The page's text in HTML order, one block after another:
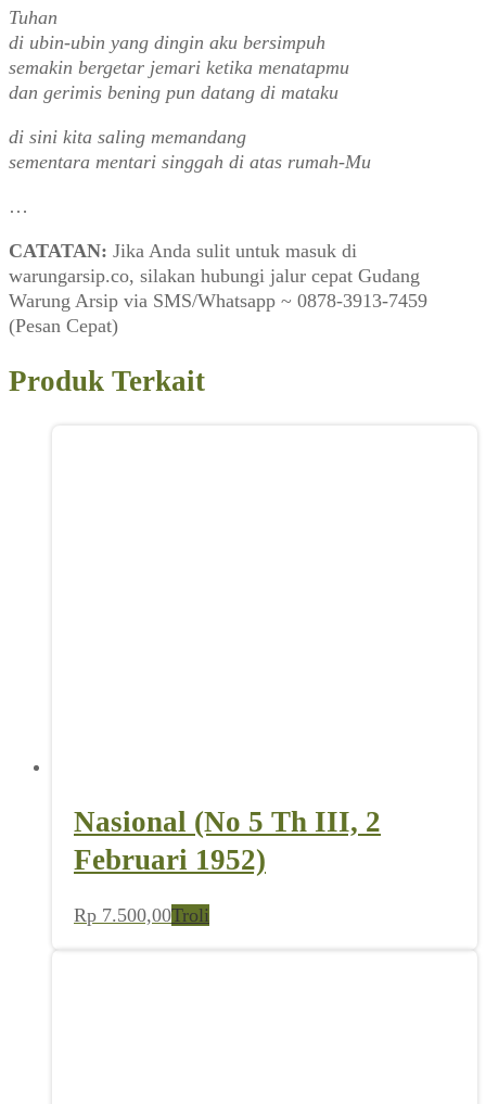
Tuhan
di ubin-ubin yang dingin aku bersimpuh
semakin bergetar jemari ketika menatapmu
dan gerimis bening pun datang di mataku
di sini kita saling memandang
sementara mentari singgah di atas rumah-Mu
…
CATATAN: Jika Anda sulit untuk masuk di
warungarsip.co, silakan hubungi jalur cepat Gudang
Warung Arsip via SMS/Whatsapp ~ 0878-3913-7459
(Pesan Cepat)
Produk Terkait
Nasional (No 5 Th III, 2
Februari 1952)
Rp 7.500,00Troli